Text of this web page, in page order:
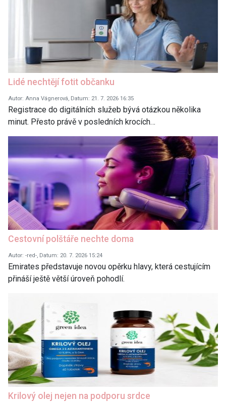
Lidé nechtějí fotit občanku
Autor: Anna Vágnerová, Datum: 21. 7. 2026 16:35
Registrace do digitálních služeb bývá otázkou několika
minut. Přesto právě v posledních krocích…
Cestovní polštáře nechte doma
Autor: -red-, Datum: 20. 7. 2026 15:24
Emirates představuje novou opěrku hlavy, která cestujícím
přináší ještě větší úroveň pohodlí.
Krilový olej nejen na podporu srdce